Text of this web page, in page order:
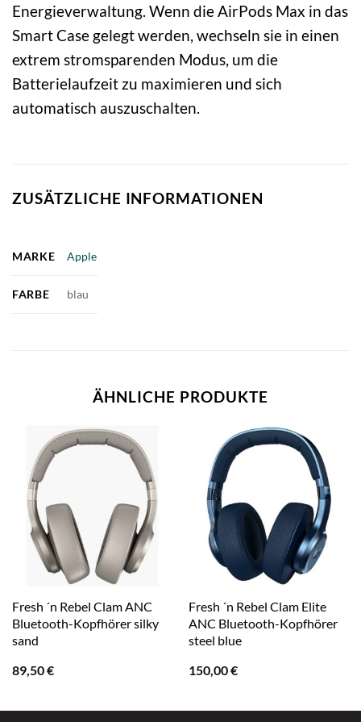
Energieverwaltung. Wenn die AirPods Max in das
Smart Case gelegt werden, wechseln sie in einen
extrem stromsparenden Modus, um die
Batterielaufzeit zu maximieren und sich
automatisch auszuschalten.
ZUSÄTZLICHE INFORMATIONEN
MARKE Apple
FARBE blau
ÄHNLICHE PRODUKTE
Fresh ´n Rebel Clam ANC
Bluetooth-Kopfhörer silky
sand
89,50€
Fresh ´n Rebel Clam Elite
ANC Bluetooth-Kopfhörer
steel blue
150,00€